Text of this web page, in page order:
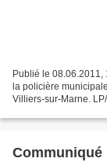
Publié le 08.06.2011,
la policière
Villiers-sur-Marne.